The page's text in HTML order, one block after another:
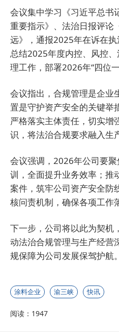
会议集中学习《习近平总书
重要指示》、法治日报评论
远》，通报2025年在诉在执
总结2025年度内控、风控、
理工作，部署2026年“四位一
会议指出，合规管理是企业
置是守护资产安全的关键举
严格落实主体责任，切实增
识，将法治合规要求融入生
会议强调，2026年公司要
训，全面提升业务效率；推
案件，筑牢公司资产安全防
核问责机制，确保各项工作
下一步，公司将以此为契机
动法治合规管理与生产经营
规保障为公司发展保驾护航。
涂料企业 渝三峡 快讯
阅读：1947